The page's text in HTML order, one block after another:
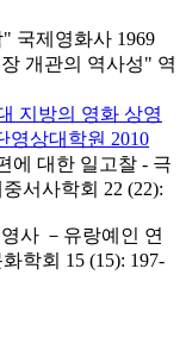
국제영화사 1969
개관의 역사성" 역
지방의 영화 상영
영상대학원 2010
에 대한 일고찰 - 극
서사학회 22 (22):
사 －유랑예인 연
학회 15 (15): 197-